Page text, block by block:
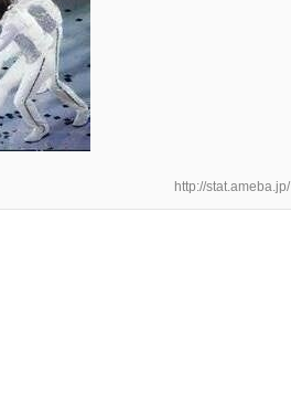
http://stat.ameba.jp/